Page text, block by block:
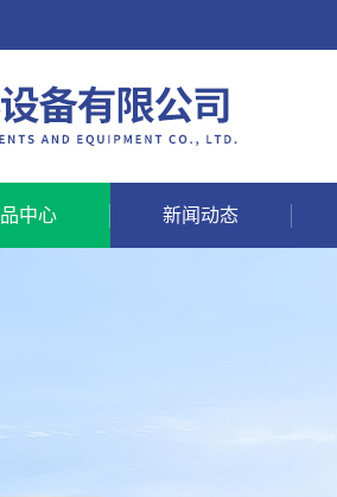
中心 新闻动态